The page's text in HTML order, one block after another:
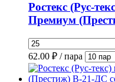
Ростекс (Рус-
Премиум
62.00 ₽ / пара